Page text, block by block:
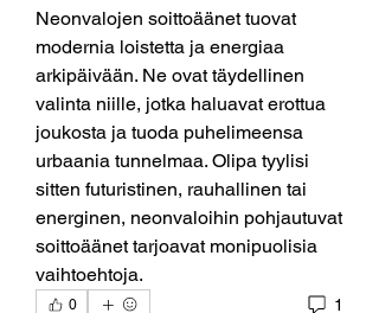
Neonvalojen soittoäänet tuovat
modernia loistetta ja energiaa
arkipäivään. Ne ovat täydellinen
valinta niille, jotka haluavat erottua
joukosta ja tuoda puhelimeensa
urbaania tunnelmaa. Olipa tyylisi
sitten futuristinen, rauhallinen tai
energinen, neonvaloihin pohjautuvat
soittoäänet tarjoavat monipuolisia
vaihtoehtoja.
0 1